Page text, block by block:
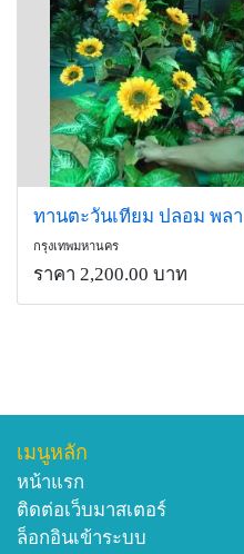
กรุงเทพมหานคร
ราคา 2,200.00 บาท
เมนูหลัก
หน้าแรก
ติดต่อเว็บมาสเตอร์
ล็อกอินเข้าระบบ